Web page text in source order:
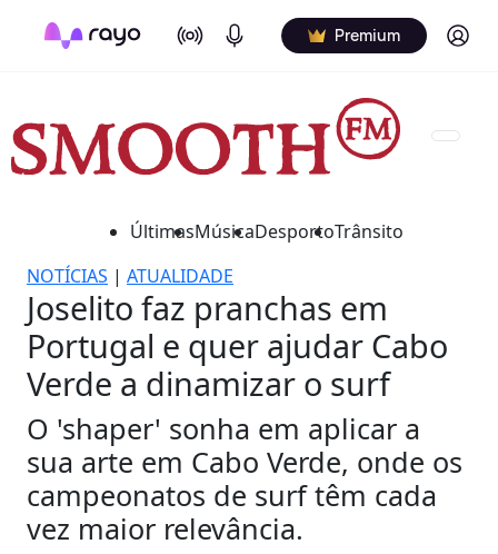
On Air Podcasts Premium Log in
ÚltimasMúsicaDesportoTrânsito
NOTÍCIAS | ATUALIDADE
Joselito faz pranchas em
Portugal e quer ajudar Cabo
Verde a dinamizar o surf
O 'shaper' sonha em aplicar a
sua arte em Cabo Verde, onde os
campeonatos de surf têm cada
vez maior relevância.